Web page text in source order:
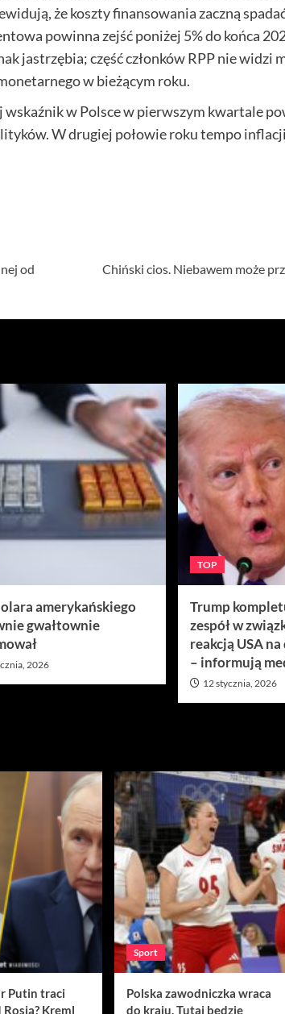
że koszty finansowania zaczną
powinna zejść poniżej 5% do końca
jastrzębia; część członków RPP nie widzi
w bieżącym roku.
w Polsce w pierwszym kwartale
W drugiej połowie roku tempo
od
Chiński cios. Niebawem może
amerykańskiego
gwałtownie
2026
TOP
Trump
zespół w
reakcją USA
– informują
12 stycznia, 2026
Putin traci
Kreml
Sport
Polska zawodniczka wraca
do kraju. Tutaj będzie